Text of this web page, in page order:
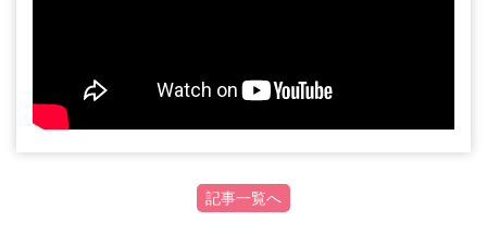
記事一覧へ